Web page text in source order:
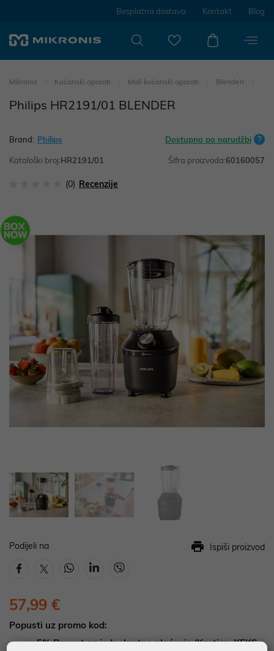
Besplatna dostava Kontakt Blog
Mikronis Kućanski aparati Mali kućanski aparati Blenderi
Philips HR2191/01 BLENDER
Brand: Philips Dostupno po narudžbi
Kataloški broj:HR2191/01 Šifra proizvoda:60160057
(0) Recenzije
Podijeli na Ispiši proizvod
57,99 €
Popusti uz promo kod:
5%Popust za jednokratno plaćanje (Kartice, KEKS